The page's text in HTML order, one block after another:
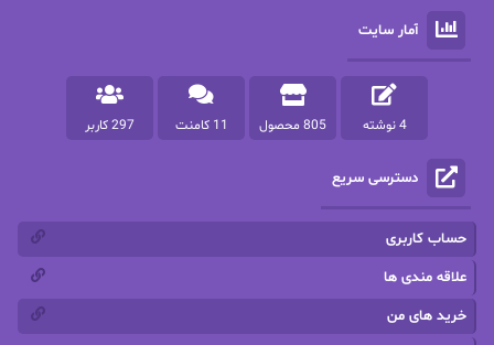
پرستو مهاجر
پرهام رسولی
پروانه قدیمی پروانه محمدی
پریسا شکور(طوفان خاموش)
پنلوپه وارد
تاران
آمار سایت
4 نوشته 805 محصول 11 کامنت 297 کاربر
دسترسی سریع
حساب کاربری
علاقه مندی ها
خرید های من